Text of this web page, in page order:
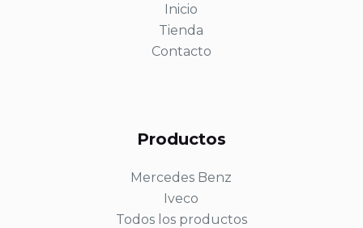
Inicio
Tienda
Contacto
Productos
Mercedes Benz
Iveco
Todos los productos